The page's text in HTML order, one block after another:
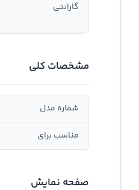
گارانتی
مشخصات کلی
شماره مدل
مناسب برای
صفحه نمایش